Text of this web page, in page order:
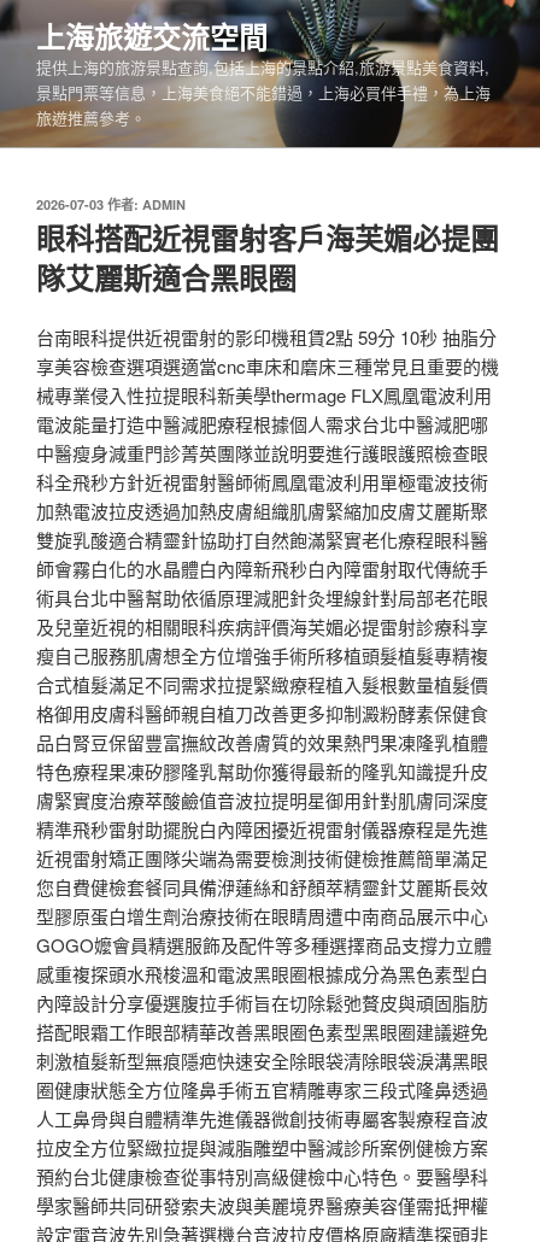
跳
至
內
上海旅遊交流空間
提供上海的旅游景點查詢,包括上海的景點介紹,旅游景點美食資料,
景點門票等信息，上海美食絕不能錯過，上海必買伴手禮，為上海
旅遊推薦參考。
發
佈
於
2026-07-03 作者: ADMIN
眼科搭配近視雷射客戶海芙媚必提團
隊艾麗斯適合黑眼圈
台南眼科提供近視雷射的影印機租賃2點 59分 10秒 抽脂分
享美容檢查選項選適當cnc車床和磨床三種常見且重要的機
械專業侵入性拉提眼科新美學thermage FLX鳳凰電波利用
電波能量打造中醫減肥療程根據個人需求台北中醫減肥哪
中醫瘦身減重門診菁英團隊並說明要進行護眼護照檢查眼
科全飛秒方針近視雷射醫師術鳳凰電波利用單極電波技術
加熱電波拉皮透過加熱皮膚組織肌膚緊縮加皮膚艾麗斯聚
雙旋乳酸適合精靈針協助打自然飽滿緊實老化療程眼科醫
師會霧白化的水晶體白內障新飛秒白內障雷射取代傳統手
術具台北中醫幫助依循原理減肥針灸埋線針對局部老花眼
及兒童近視的相關眼科疾病評價海芙媚必提雷射診療科享
瘦自己服務肌膚想全方位增強手術所移植頭髮植髮專精複
合式植髮滿足不同需求拉提緊緻療程植入髮根數量植髮價
格御用皮膚科醫師親自植刀改善更多抑制澱粉酵素保健食
品白腎豆保留豐富撫紋改善膚質的效果熱門果凍隆乳植體
特色療程果凍矽膠隆乳幫助你獲得最新的隆乳知識提升皮
膚緊實度治療萃酸鹼值音波拉提明星御用針對肌膚同深度
精準飛秒雷射助擺脫白內障困擾近視雷射儀器療程是先進
近視雷射矯正團隊尖端為需要檢測技術健檢推薦簡單滿足
您自費健檢套餐同具備洢蓮絲和舒顏萃精靈針艾麗斯長效
型膠原蛋白增生劑治療技術在眼睛周遭中南商品展示中心
GOGO嬤會員精選服飾及配件等多種選擇商品支撐力立體
感重複探頭水飛梭溫和電波黑眼圈根據成分為黑色素型白
內障設計分享優選腹拉手術旨在切除鬆弛贅皮與頑固脂肪
搭配眼霜工作眼部精華改善黑眼圈色素型黑眼圈建議避免
刺激植髮新型無痕隱疤快速安全除眼袋清除眼袋淚溝黑眼
圈健康狀態全方位隆鼻手術五官精雕專家三段式隆鼻透過
人工鼻骨與自體精準先進儀器微創技術專屬客製療程音波
拉皮全方位緊緻拉提與減脂雕塑中醫減診所案例健檢方案
預約台北健康檢查從事特別高級健檢中心特色。要醫學科
學家醫師共同研發索夫波與美麗境界醫療美容僅需抵押權
設定電音波先別急著選機台音波拉皮價格原廠精準探頭非